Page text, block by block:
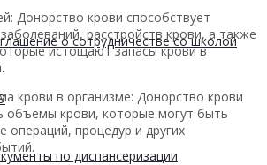
о сотрудничестве со школой
по диспансеризации
Донорство крови способствует
расстройств крови, а также
истощают запасы крови в
крови в организме: Донорство крови
объемы крови, которые могут быть
операций, процедур и других